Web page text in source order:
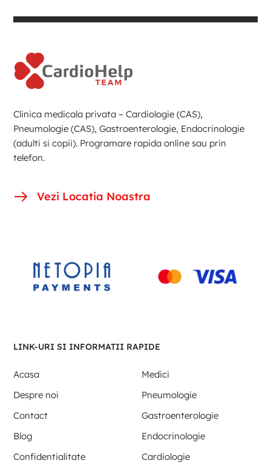
Clinica medicala privata – Cardiologie (CAS),
Pneumologie (CAS), Gastroenterologie, Endocrinologie
(adulti si copii). Programare rapida online sau prin
telefon.
Vezi Locatia Noastra
LINK-URI SI INFORMATII RAPIDE
Acasa
Medici
Despre noi
Pneumologie
Contact
Gastroenterologie
Blog
Endocrinologie
Confidentialitate
Cardiologie